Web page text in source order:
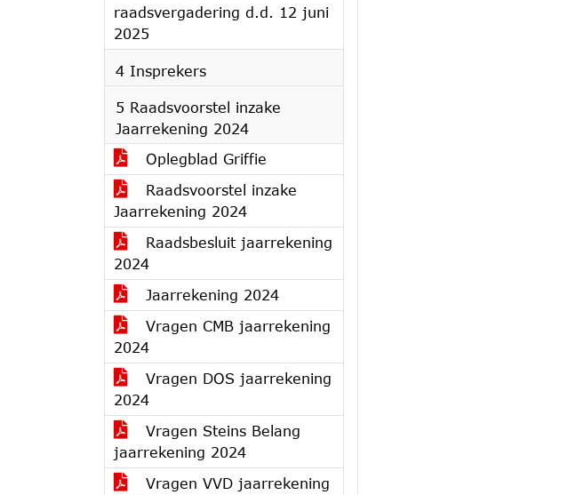
raadsvergadering d.d. 12 juni
2025
4 Insprekers
5 Raadsvoorstel inzake
Jaarrekening 2024
Oplegblad Griffie
Raadsvoorstel inzake
Jaarrekening 2024
Raadsbesluit jaarrekening
2024
Jaarrekening 2024
Vragen CMB jaarrekening
2024
Vragen DOS jaarrekening
2024
Vragen Steins Belang
jaarrekening 2024
Vragen VVD jaarrekening